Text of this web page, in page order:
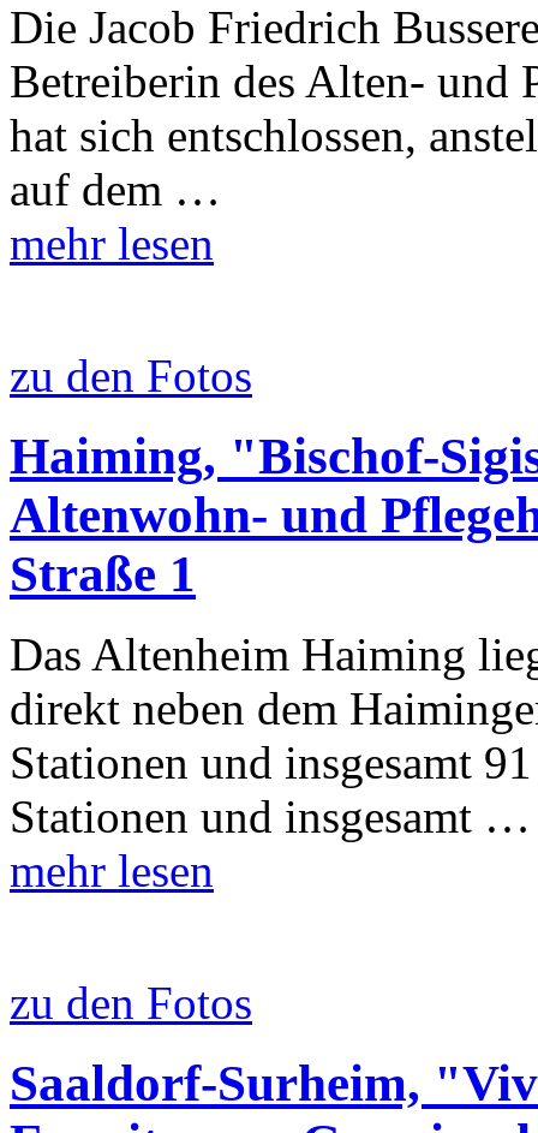
Die Jacob Friedrich
Betreiberin des Alten- und
hat sich entschlossen,
auf dem …
mehr lesen
zu den Fotos
Haiming, "Bischof-
Altenwohn- und
Straße 1
Das Altenheim Haiming
direkt neben dem
Stationen und insgesamt
Stationen und insgesamt …
mehr lesen
zu den Fotos
Saaldorf-Surheim,